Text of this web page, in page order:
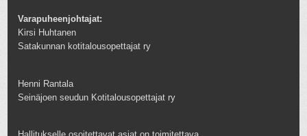
Varapuheenjohtajat:
Kirsi Huhtanen
Satakunnan kotitalousopettajat ry
Henni Rantala
Seinäjoen seudun Kotitalousopettajat ry